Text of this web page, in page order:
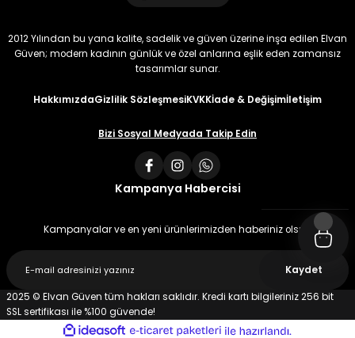
2012 Yılından bu yana kalite, sadelik ve güven üzerine inşa edilen Elvan
Güven; modern kadının günlük ve özel anlarına eşlik eden zamansız
tasarımlar sunar.
HakkımızdaGizlilik SözleşmesiKVKKİade & Değişimİletişim
Bizi Sosyal Medyada Takip Edin
Kampanya Habercisi
Kampanyalar ve en yeni ürünlerimizden haberiniz olsun
Kaydet
2025 © Elvan Güven tüm hakları saklıdır. Kredi kartı bilgileriniz 256 bit
SSL sertifikası ile %100 güvende!
ideasoft e-